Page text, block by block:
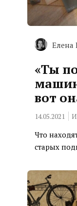
Елена
«Ты
вот
14.05.2021
Что
старых